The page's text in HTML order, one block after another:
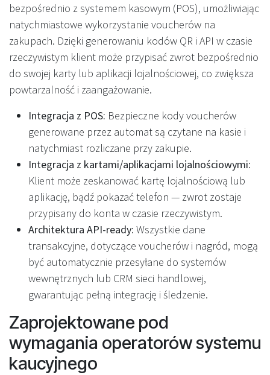
bezpośrednio z systemem kasowym (POS), umożliwiając
natychmiastowe wykorzystanie voucherów na
zakupach. Dzięki generowaniu kodów QR i API w czasie
rzeczywistym klient może przypisać zwrot bezpośrednio
do swojej karty lub aplikacji lojalnościowej, co zwiększa
powtarzalność i zaangażowanie.
Integracja z POS: Bezpieczne kody voucherów
generowane przez automat są czytane na kasie i
natychmiast rozliczane przy zakupie.
Integracja z kartami/aplikacjami lojalnościowymi:
Klient może zeskanować kartę lojalnościową lub
aplikację, bądź pokazać telefon — zwrot zostaje
przypisany do konta w czasie rzeczywistym.
Architektura API-ready: Wszystkie dane
transakcyjne, dotyczące voucherów i nagród, mogą
być automatycznie przesyłane do systemów
wewnętrznych lub CRM sieci handlowej,
gwarantując pełną integrację i śledzenie.
Zaprojektowane pod
wymagania operatorów systemu
kaucyjnego